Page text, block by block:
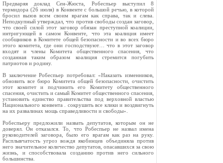
Предваряя доклад Сен‑Жюста, Робеспьер выступил 8
термидора (26 июля) в Конвенте с большой речью, в которой
бросил вызов всем своим врагам как справа, так и слева.
Неподкупный утверждал, что против свободы создан заговор,
что своей силой этот заговор обязан преступной коалиции,
интригующей в самом Конвенте, что эта коалиция имеет
сообщников в Комитете общей безопасности и во всех бюро
этого комитета, где они господствуют… что в этот заговор
входят и члены Комитета общественного спасения, что
созданная таким образом коалиция стремится погубить
патриотов и родину.
В заключение Робеспьер потребовал: «Наказать изменников,
обновить все бюро Комитета общей безопасности, очистить
этот комитет и подчинить его Комитету общественного
спасения, очистить и самый Комитет общественного спасения,
установить единство правительства под верховной властью
Национального конвента . сокрушить все клики и воздвигнуть
на их развалинах мощь справедливости и свободы».
Робеспьеру предложили назвать депутатов, которым он не
доверял. Он отказался. То, что Робеспьер не назвал имена
руководителей заговора, было его врагам как раз на руку.
Расплывчатость угроз вождя якобинцев объединяла против
него значительное количество депутатов, опасавшихся за свою
жизнь, и способствовала созданию против него сильного
большинства.